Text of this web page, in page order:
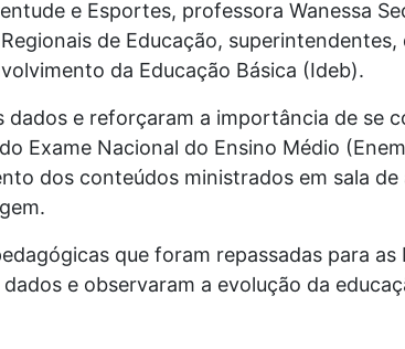
e Esportes, professora Wanessa
de Educação,
da Educação Básica (Ideb).
dados e reforçaram a importância de se
Exame Nacional do Ensino Médio
dos conteúdos ministrados em sala
que foram repassadas para
e observaram a evolução da